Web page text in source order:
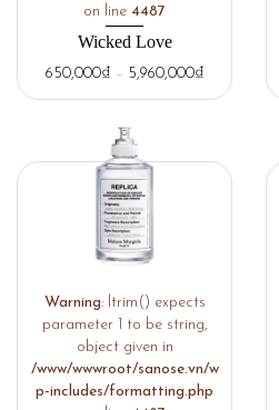
on line 4487
Wicked Love
650,000₫ – 5,960,000₫
Warning: ltrim() expects
parameter 1 to be string,
object given in
/www/wwwroot/sanose.vn/w
p-includes/formatting.php